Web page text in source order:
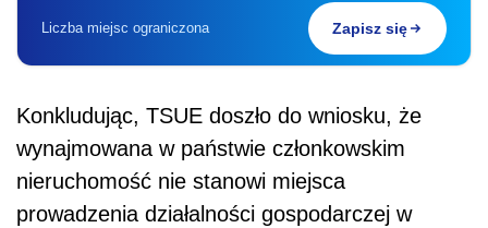
Liczba miejsc ograniczona Zapisz się
Konkludując, TSUE doszło do wniosku, że
wynajmowana w państwie członkowskim
nieruchomość nie stanowi miejsca
prowadzenia działalności gospodarczej w